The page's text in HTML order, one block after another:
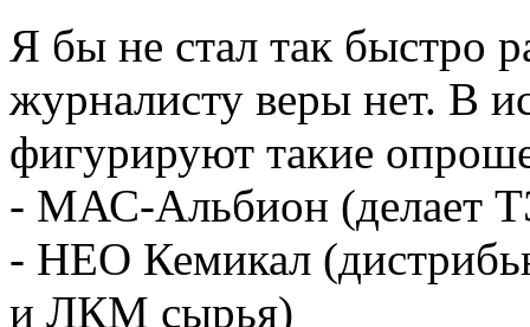
Я бы не стал так быстро
журналисту веры нет. В
фигурируют такие
- МАС-Альбион (делает
- НЕО Кемикал
и ЛКМ сырья)